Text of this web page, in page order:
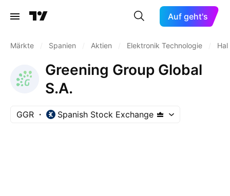
Auf geht's
Märkte Spanien Aktien Elektronik Technologie
Greening Group Global
S.A.
GGR Spanish Stock Exchange